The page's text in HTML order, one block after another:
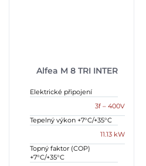
Alfea M 8 TRI INTER
Elektrické připojení
3f – 400V
Tepelný výkon +7°C/+35°C
11.13 kW
Topný faktor (COP)
+7°C/+35°C